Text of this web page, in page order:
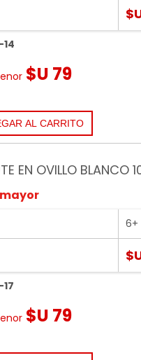
$U 79
EN OVILLO BLANCO
6+
$U 79